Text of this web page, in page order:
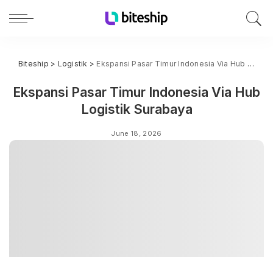
Biteship > Logistik > Ekspansi Pasar Timur Indonesia Via Hub Logistik Surabaya
Ekspansi Pasar Timur Indonesia Via Hub
Logistik Surabaya
June 18, 2026